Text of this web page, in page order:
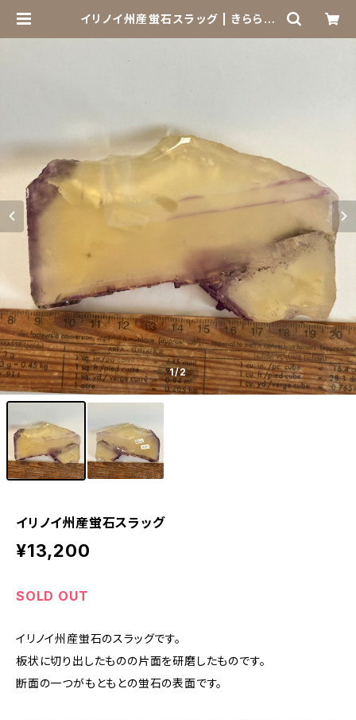
イリノイ州産蛍石スラッグ | きらら舎
1/2
イリノイ州産蛍石スラッグ
¥13,200
SOLD OUT
イリノイ州産蛍石のスラッグです。
板状に切り出したものの片面を研磨したものです。
断面の一つがもともとの蛍石の表面です。